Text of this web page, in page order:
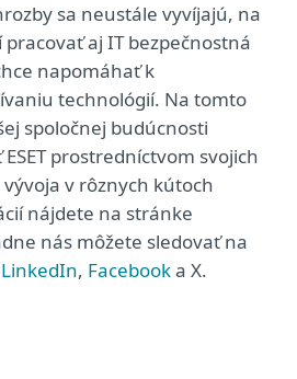
sa neustále vyvíjajú, na
aj IT bezpečnostná
napomáhať k
technológií. Na tomto
spoločnej budúcnosti
prostredníctvom svojich
v rôznych kútoch
nájdete na stránke
nás môžete sledovať na
LinkedIn, Facebooka X.